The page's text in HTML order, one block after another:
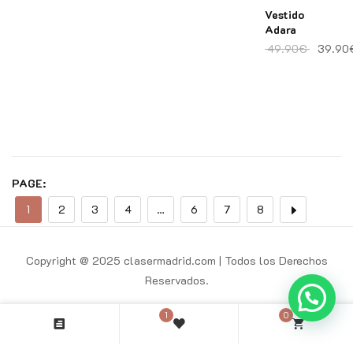
1 0
Vestido
Adara
49.90€ El
39.90
PAGE:
1
2 3 4 … 6 7 8
Copyright @ 2025 clasermadrid.com | Todos los Derechos
Reservados.